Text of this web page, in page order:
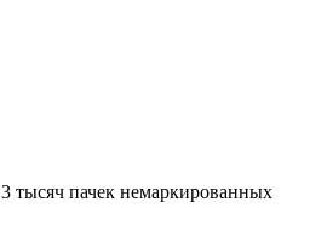
тысяч пачек немаркированных